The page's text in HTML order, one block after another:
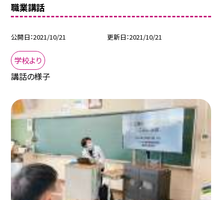
職業講話
公開日 2021/10/21 更新日 2021/10/21
学校より
講話の様子